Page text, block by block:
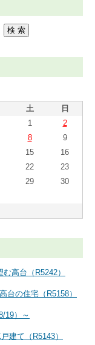
土 日
1
2
8
9
15
16
22
23
29
30
高台（R5242）
台の住宅（R5158）
19）～
建て（R5143）